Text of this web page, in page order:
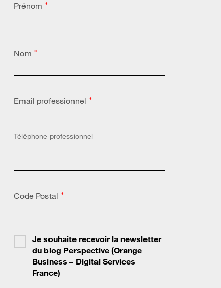
*
Prénom
*
Nom
*
Email professionnel
Téléphone professionnel
*
Code Postal
Je souhaite recevoir la newsletter
du blog Perspective (Orange
Business – Digital Services
France)